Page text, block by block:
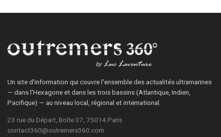
Un site d'information qui couvre l'ensemble des actualités ultramarines
— dans l'Hexagone et dans les trois bassins (Atlantique, Indien,
Pacifique) — au niveau local, régional et international.
23 rue du Départ, Boîte 37, 75014 Paris
contact360@outremers360.com